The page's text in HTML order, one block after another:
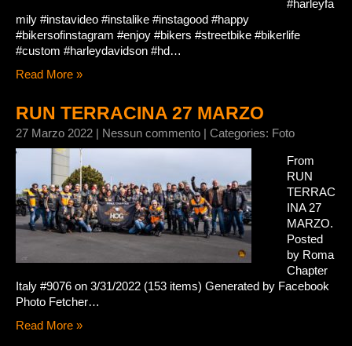
#harleyfa
mily #instavideo #instalike #instagood #happy
#bikersofinstagram #enjoy #bikers #streetbike #bikerlife
#custom #harleydavidson #hd…
Read More »
RUN TERRACINA 27 MARZO
27 Marzo 2022 | Nessun commento | Categories: Foto
From
RUN
TERRAC
INA 27
MARZO.
Posted
by Roma
Chapter
Italy #9076 on 3/31/2022 (153 items) Generated by Facebook
Photo Fetcher…
Read More »